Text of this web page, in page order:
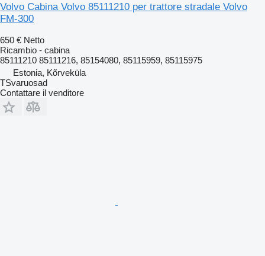
Volvo Cabina Volvo 85111210 per trattore stradale Volvo
FM-300
650 € Netto
Ricambio - cabina
85111210 85111216, 85154080, 85115959, 85115975
Estonia, Kõrveküla
TSvaruosad
Contattare il venditore